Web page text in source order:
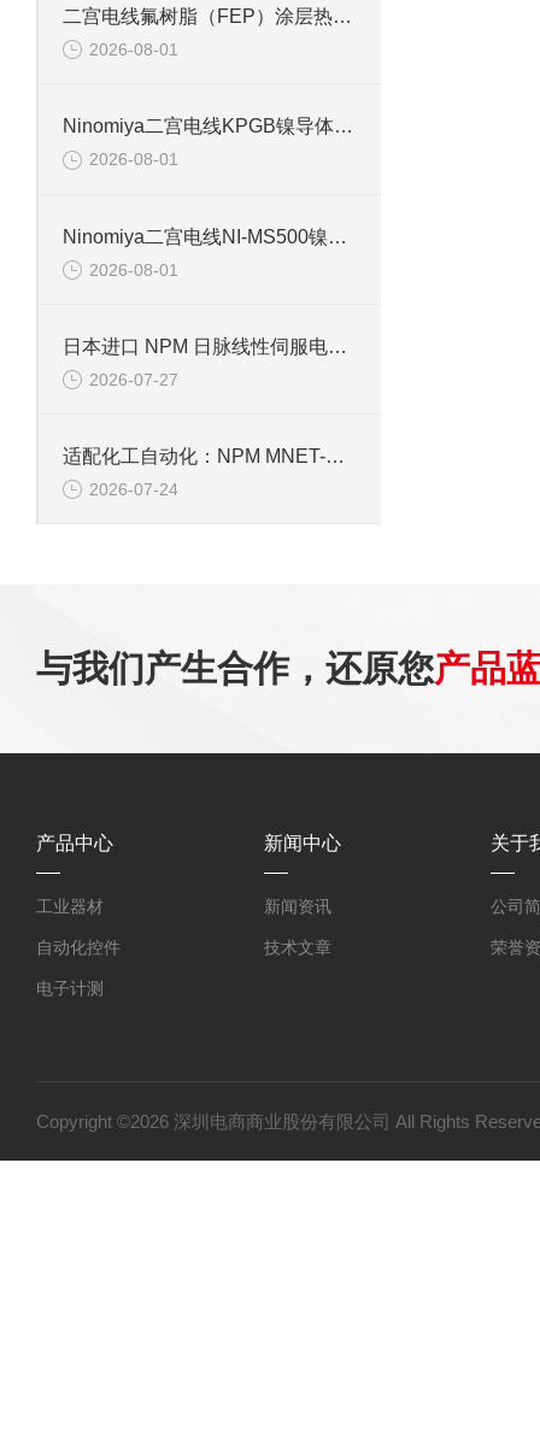
二宫电线氟树脂（FEP）涂层热电偶线的特点
2026-08-01
Ninomiya二宫电线KPGB镍导体聚酰亚胺胶带缠绕玻璃编织线 220℃
2026-08-01
Ninomiya二宫电线NI-MS500镍导体硅玻璃编织线选型资料
2026-08-01
日本进口 NPM 日脉线性伺服电机，适配半导体精密传动
2026-07-27
适配化工自动化：NPM MNET-BCDC5030A4驱动芯片性能解析
2026-07-24
与我们产生合作，还原您产品
产品中心
工业器材
自动化控件
电子计测
特殊光源
新闻中心
新闻资讯
技术文章
关于
公司
荣誉
Copyright ©2026 深圳电商商业股份有限公司 All Rights